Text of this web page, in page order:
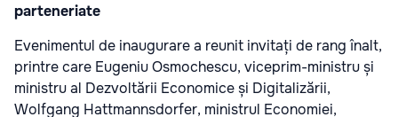
parteneriate
Evenimentul de inaugurare a reunit invitați de rang înalt,
printre care Eugeniu Osmochescu, viceprim-ministru și
ministru al Dezvoltării Economice și Digitalizării,
Wolfgang Hattmannsdorfer, ministrul Economiei,